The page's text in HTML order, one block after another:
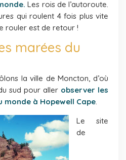
Les rois de l’autoroute.
qui roulent 4 fois plus vite
rouler est de retour !
marées du
la ville de Moncton, d’où
sud pour aller observer les
monde à Hopewell Cape.
Le site
de